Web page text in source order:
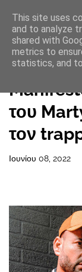
Αρχική σελίδα
του
τον
Ιουνίου 08, 2022
This site uses
and to analyze
shared with
metrics to
statistics, and